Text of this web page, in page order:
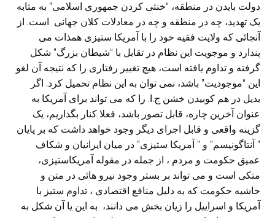
دولت بایدن در منطقه، “خنثی کردن جمهوری اسلامی” به مثابه
یک تهدید، چه در منطقه و چه در معادلات کلان جهانی است. از
آنجائی که ولایت فقیه خود را با آمریکا ستیزی همذات می
پندارد و موجویت این نظام در تقابل با “شیطان بزرگ” شکل
گرفته و تداوم یافته است، هیچ تغییر رفتاری را که نتیجه آن لغو
این “موجودیت” باشد، نمی توان به این نظام تحمیل کرد. اگر
بدیل در هم کوبیدن خشن ج.ا. را که می تواند برای آمریکا به
عنوان آخرین چاره، قابل تصور باشد، فعلا کنار بگذاریم، یک
گزینه واقعی و قابل اجرای دیگر وجود خواهد داشت که بر پایان
” آنتاگونیسم” و ” آمریکا ستیزی” در میان ایرانیان و شکاف
عمیق حکومت و مردم ، از جمله در مقوله آمریکاستیزی،
متکی است و می تواند بر بستر وجود نیرو هائی در متن و
حاشیه حکومت که به دلیل منافع اقتصادی ، تداوم ستیز با
آمریکا و اسراییل را زیان بخش می دانند، به این یا آن شکل به